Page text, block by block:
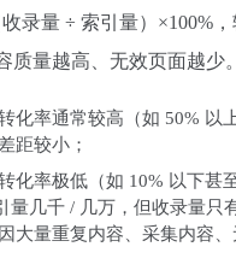
录量 ÷ 索引量）×100%
质量越高、无效页面越少。
化率通常较高（如 50% 以
距较小；
化率极低（如 10% 以下甚
量几千 / 几万，但收录量只
大量重复内容、采集内容